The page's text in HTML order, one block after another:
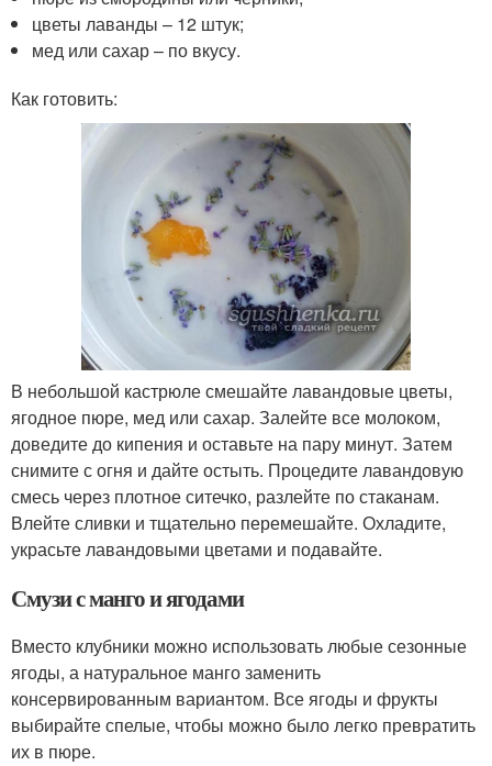
цветы лаванды – 12 штук;
мед или сахар – по вкусу.
Как готовить:
В небольшой кастрюле смешайте лавандовые цветы,
ягодное пюре, мед или сахар. Залейте все молоком,
доведите до кипения и оставьте на пару минут. Затем
снимите с огня и дайте остыть. Процедите лавандовую
смесь через плотное ситечко, разлейте по стаканам.
Влейте сливки и тщательно перемешайте. Охладите,
украсьте лавандовыми цветами и подавайте.
Смузи с манго и ягодами
Вместо клубники можно использовать любые сезонные
ягоды, а натуральное манго заменить
консервированным вариантом. Все ягоды и фрукты
выбирайте спелые, чтобы можно было легко превратить
их в пюре.